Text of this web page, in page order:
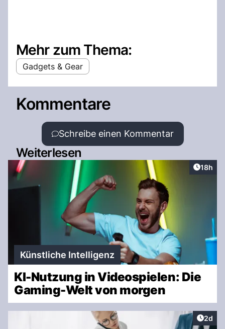
Mehr zum Thema:
Gadgets & Gear
Kommentare
Schreibe einen Kommentar
Weiterlesen
Artikel
18h
Künstliche Intelligenz
KI-Nutzung in Videospielen: Die
Gaming-Welt von morgen
2d